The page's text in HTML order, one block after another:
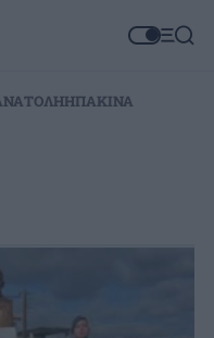
ΗΠΑΚΙΝΑ